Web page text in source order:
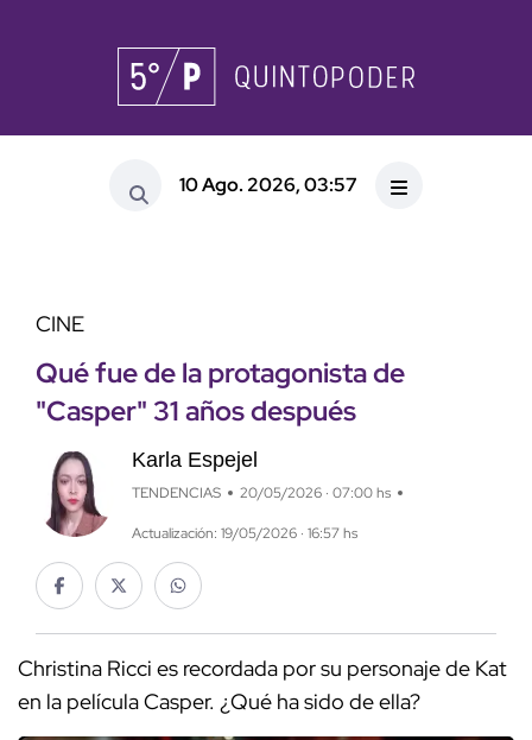
10 Ago. 2026, 03:57
CINE
Qué fue de la protagonista de
"Casper" 31 años después
Karla Espejel
TENDENCIAS 20/05/2026 · 07:00 hs
Actualización: 19/05/2026 · 16:57 hs
Christina Ricci es recordada por su personaje de Kat
en la película Casper. ¿Qué ha sido de ella?